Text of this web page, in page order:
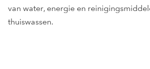
van water, energie en
thuiswassen.